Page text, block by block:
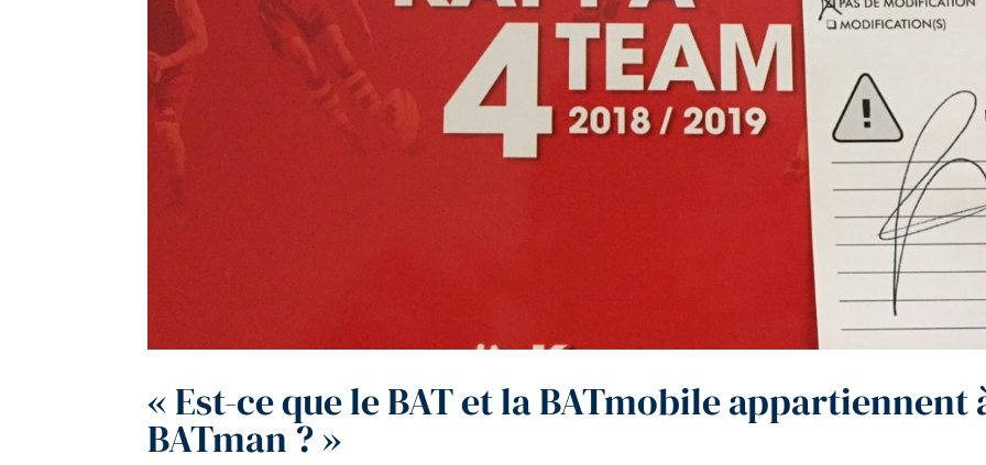
« Est-ce que le BAT et la BATmobile appartiennent
BATman ? »